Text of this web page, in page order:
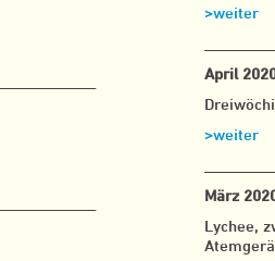
>weiter
April
>weiter
März
Lychee,